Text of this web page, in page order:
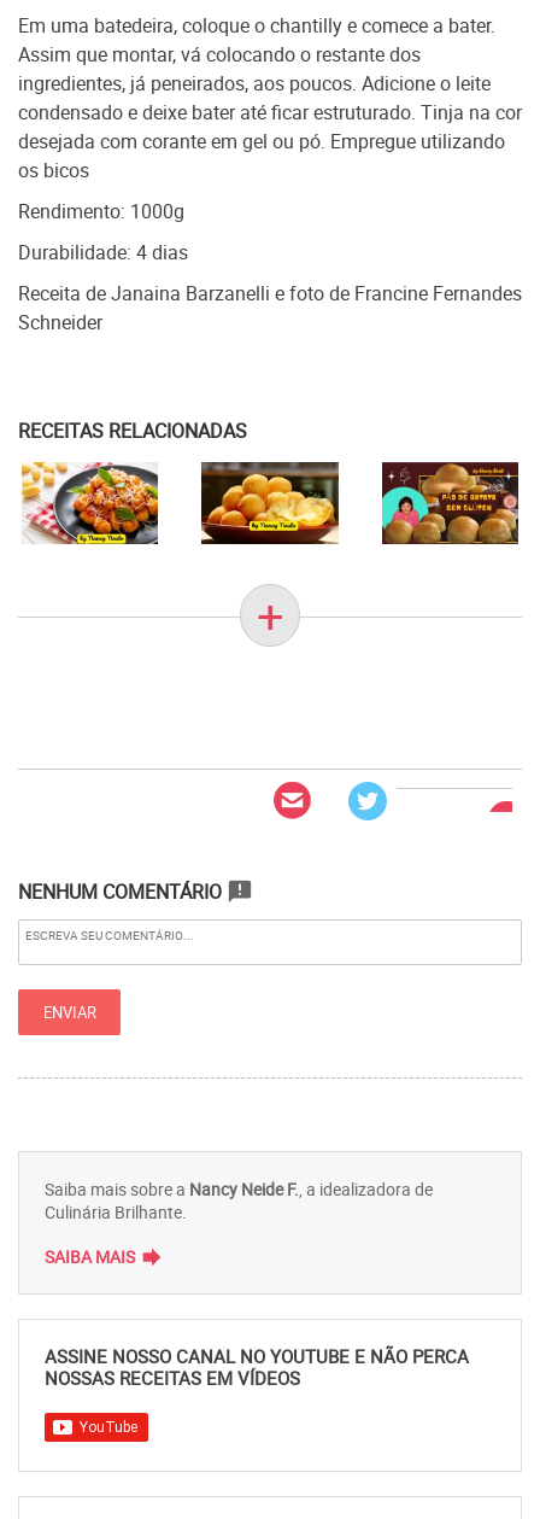
Em uma batedeira, coloque o chantilly e comece a bater.
Assim que montar, vá colocando o restante dos
ingredientes, já peneirados, aos poucos. Adicione o leite
condensado e deixe bater até ficar estruturado. Tinja na cor
desejada com corante em gel ou pó. Empregue utilizando
os bicos
Rendimento: 1000g
Durabilidade: 4 dias
Receita de Janaina Barzanelli e foto de Francine Fernandes
Schneider
RECEITAS RELACIONADAS
+
NENHUM COMENTÁRIO announcement
Saiba mais sobre a Nancy Neide F., a idealizadora de
Culinária Brilhante.
SAIBA MAIS forward
ASSINE NOSSO CANAL NO YOUTUBE E NÃO PERCA
NOSSAS RECEITAS EM VÍDEOS